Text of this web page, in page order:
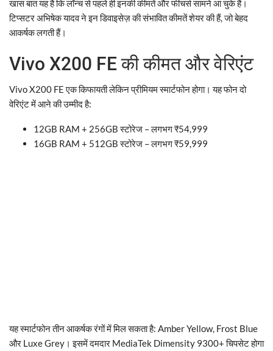
खास बात यह है कि लॉन्च से पहले ही इनकी कीमतें और फीचर्स सामने आ चुके हैं।
टिप्सटर अभिषेक यादव ने इन डिवाइसेज़ की संभावित कीमतें शेयर की हैं, जो बेहद
आकर्षक लगती हैं।
Vivo X200 FE की कीमत और वेरिएंट
Vivo X200 FE एक किफायती लेकिन प्रीमियम स्मार्टफोन होगा। यह फोन दो
वेरिएंट में आने की उम्मीद है:
12GB RAM + 256GB स्टोरेज – लगभग ₹54,999
16GB RAM + 512GB स्टोरेज – लगभग ₹59,999
यह स्मार्टफोन तीन आकर्षक रंगों में मिल सकता है: Amber Yellow, Frost Blue
और Luxe Grey। इसमें दमदार MediaTek Dimensity 9300+ चिपसेट होगा